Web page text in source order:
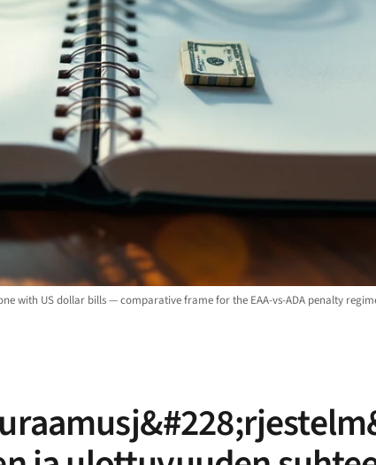
with US dollar bills — comparative frame for the EAA-vs-ADA penalty